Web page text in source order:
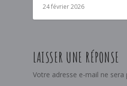
24 février 2026
LAISSER UNE RÉPONSE
Votre adresse e-mail ne sera